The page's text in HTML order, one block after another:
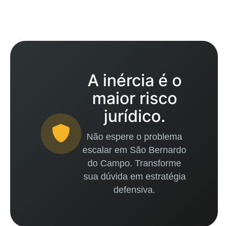
A inércia é o
maior risco
jurídico.
Não espere o problema
escalar em São Bernardo
do Campo. Transforme
sua dúvida em estratégia
defensiva.